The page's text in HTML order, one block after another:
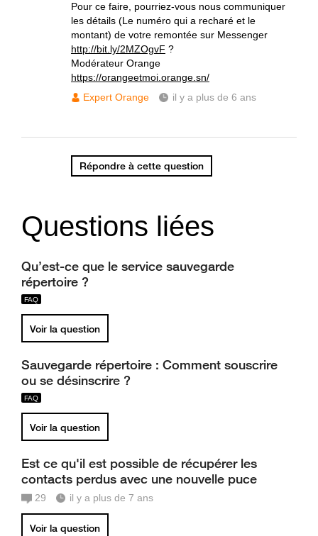
Pour ce faire, pourriez-vous nous communiquer
les détails (Le numéro qui a recharé et le
montant) de votre remontée sur Messenger
http://bit.ly/2MZOgvF ?
Modérateur Orange
https://orangeetmoi.orange.sn/
Expert Orange
il y a plus de 6 ans
Répondre à cette question
Questions liées
Qu’est-ce que le service sauvegarde
répertoire ?
Voir la question
Sauvegarde répertoire : Comment souscrire
ou se désinscrire ?
Voir la question
Est ce qu'il est possible de récupérer les
contacts perdus avec une nouvelle puce
29 il y a plus de 7 ans
Voir la question